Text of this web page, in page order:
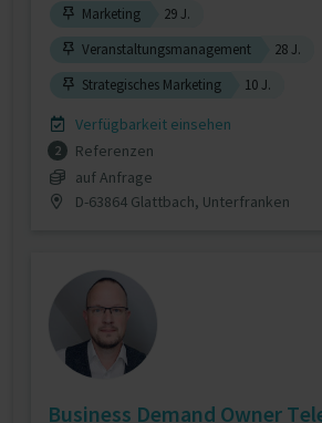
Marketing
29 J.
Veranstaltungsmanagement
28 J.
Strategisches Marketing
10 J.
Verfügbarkeit einsehen
2
Referenzen
auf Anfrage
D-63864 Glattbach, Unterfranken
Business Demand Owner